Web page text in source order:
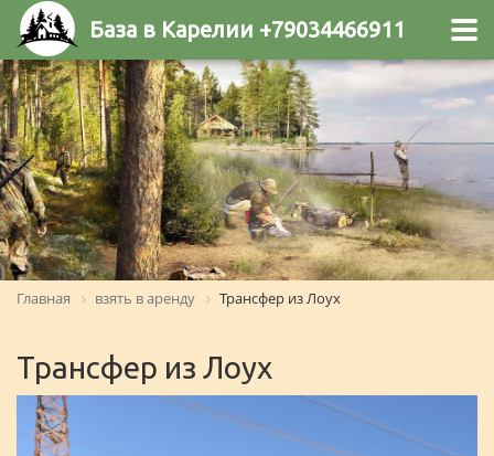
База в Карелии +79034466911
Главная взять в аренду Трансфер из Лоух
Трансфер из Лоух